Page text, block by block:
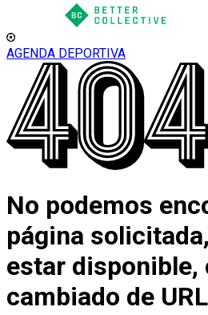
AGENDA DEPORTIVA
No podemos
página
estar disponible,
cambiado de URL